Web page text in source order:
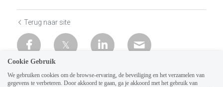
Terug naar site
Cookie Gebruik
We gebruiken cookies om de browse-ervaring, de beveiliging en het verzamelen van
gegevens te verbeteren. Door akkoord te gaan, ga je akkoord met het gebruik van